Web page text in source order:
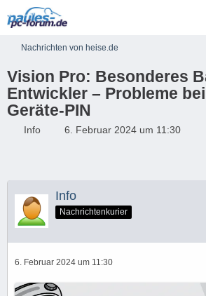
Nachrichten von heise.de
Vision Pro: Besonderes
Entwickler – Probleme
Geräte-PIN
Info 6. Februar 2024 um 11:30
Info
Nachrichtenkurier
6. Februar 2024 um 11:30